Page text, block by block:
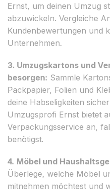
Ernst, um deinen Umzug
abzuwickeln. Vergleiche
Kundenbewertungen und
Unternehmen.
3. Umzugskartons und
besorgen: Sammle
Packpapier, Folien und
deine Habseligkeiten
Umzugsprofi Ernst bietet
Verpackungsservice an,
benötigst.
4. Möbel und
Überlege, welche Möbel
mitnehmen möchtest und